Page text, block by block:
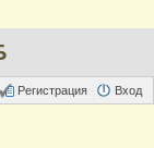
Вход
Регистрация